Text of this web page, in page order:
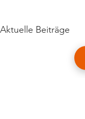
Aktuelle Beiträge